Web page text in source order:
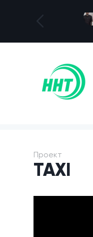
Проект
TAXI